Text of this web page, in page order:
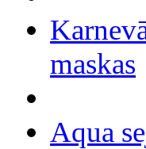
maskas
Aqua